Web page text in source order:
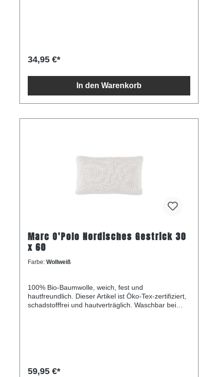
34,95 €*
In den Warenkorb
Marc O'Polo Nordisches Gestrick 30
x 60
Farbe: Wollweiß
100% Bio-Baumwolle, weich, fest und
hautfreundlich. Dieser Artikel ist Öko-Tex-zertifiziert,
schadstofffrei und hautverträglich. Waschbar bei
59,95 €*